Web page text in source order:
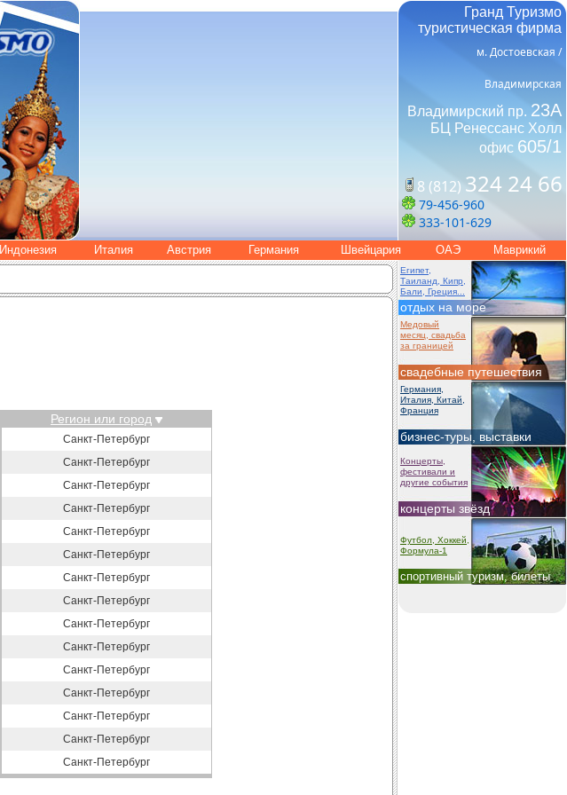
Гранд Туризмо
туристическая фирма
м. Достоевская /
Владимирская
Владимирский пр. 23А
БЦ Ренессанс Холл
офис 605/1
8 (812) 324 24 66
79-456-960
333-101-629
Индонезия Италия Австрия Германия Швейцария ОАЭ Маврикий
Регион или город
Санкт-Петербург
Санкт-Петербург
Санкт-Петербург
Санкт-Петербург
Санкт-Петербург
Санкт-Петербург
Санкт-Петербург
Санкт-Петербург
Санкт-Петербург
Санкт-Петербург
Санкт-Петербург
Санкт-Петербург
Санкт-Петербург
Санкт-Петербург
Санкт-Петербург
Египет,
Таиланд, Кипр,
Бали, Греция...
отдых на море
Медовый
месяц, свадьба
за границей
свадебные путешествия
Германия,
Италия, Китай,
Франция
бизнес-туры, выставки
Концерты,
фестивали и
другие события
концерты звёзд
Футбол, Хоккей,
Формула-1
спортивный туризм, билеты